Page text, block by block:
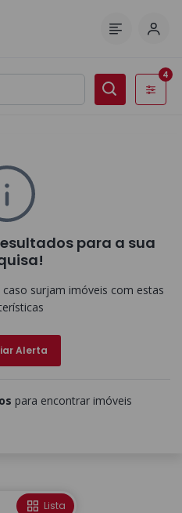
Filtros
4
para a sua
surjam imóveis com estas
Alerta
para encontrar imóveis
Lista